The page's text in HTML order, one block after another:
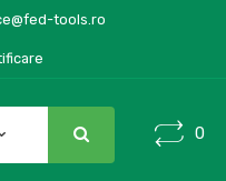
tools.ro
0